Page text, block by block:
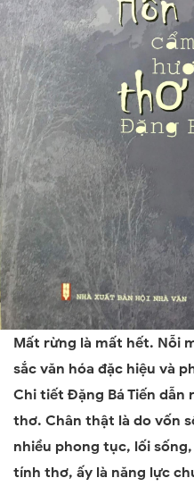
Mất rừng là mất hết. Nỗi
sắc văn hóa đặc hiệu và
Chi tiết Đặng Bá Tiến dẫn
thơ. Chân thật là do vốn
nhiều phong tục, lối
tính thơ, ấy là năng lực